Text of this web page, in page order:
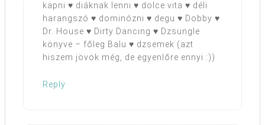
kapni ♥ diáknak lenni ♥ dolce vita ♥ déli
harangszó ♥ dominózni ♥ degu ♥ Dobby ♥
Dr. House ♥ Dirty Dancing ♥ Dzsungle
könyve – főleg Balu ♥ dzsemek (azt
hiszem jövök még, de egyenlőre ennyi :))
Reply